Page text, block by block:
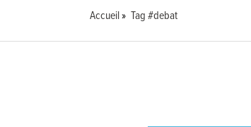
Accueil Tag #debat